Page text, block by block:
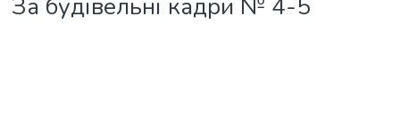
За будівельні кадри № 4-5